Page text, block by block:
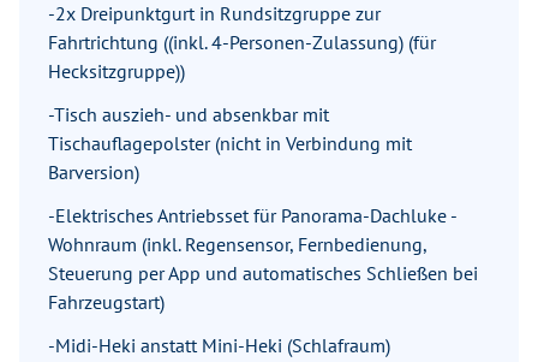
-2x Dreipunktgurt in Rundsitzgruppe zur
Fahrtrichtung ((inkl. 4-Personen-Zulassung) (für
Hecksitzgruppe))
-Tisch auszieh- und absenkbar mit
Tischauflagepolster (nicht in Verbindung mit
Barversion)
-Elektrisches Antriebsset für Panorama-Dachluke -
Wohnraum (inkl. Regensensor, Fernbedienung,
Steuerung per App und automatisches Schließen bei
Fahrzeugstart)
-Midi-Heki anstatt Mini-Heki (Schlafraum)